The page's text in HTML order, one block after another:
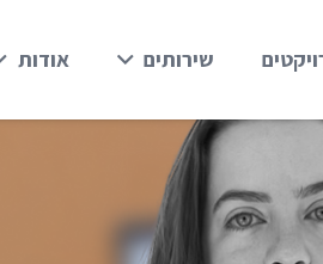
שירותים אודות